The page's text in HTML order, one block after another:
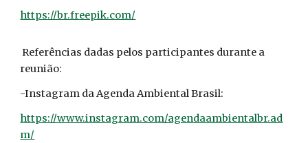
https://br.freepik.com/
Referências dadas pelos participantes durante a
reunião:
-Instagram da Agenda Ambiental Brasil:
https://www.instagram.com/agendaambientalbr.ad
m/